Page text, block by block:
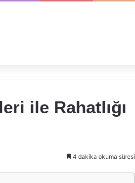
ile Rahatlığı
4 dakika okuma süresi